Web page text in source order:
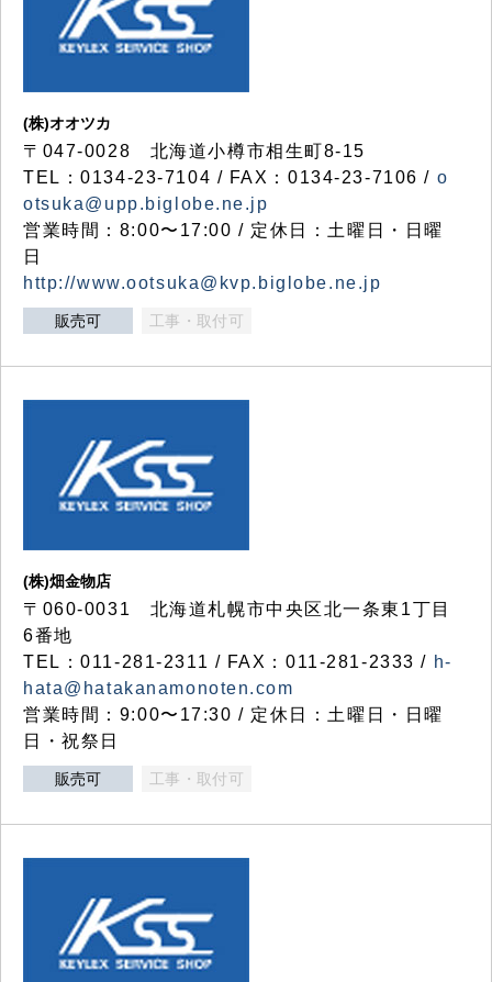
(株)オオツカ
〒047-0028 北海道小樽市相生町8-15
TEL：0134-23-7104 / FAX：0134-23-7106 / o
otsuka@upp.biglobe.ne.jp
営業時間：8:00〜17:00 / 定休日：土曜日・日曜
日
http://www.ootsuka@kvp.biglobe.ne.jp
販売可 工事・取付可
(株)畑金物店
〒060-0031 北海道札幌市中央区北一条東1丁目
6番地
TEL：011-281-2311 / FAX：011-281-2333 / h-
hata@hatakanamonoten.com
営業時間：9:00〜17:30 / 定休日：土曜日・日曜
日・祝祭日
販売可 工事・取付可